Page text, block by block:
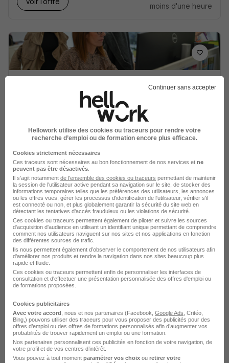
moins d'une heure
Intérim 13 - 14 € / heure
Soudeur Chaudronnier H/F
Triangle Intérim
Changé - 53
Continuer sans accepter
Hellowork utilise des cookies ou traceurs pour rendre votre
recherche d’emploi ou de formation encore plus efficace.
Cookies strictement nécessaires
Ces traceurs sont nécessaires au bon fonctionnement de nos services et ne
peuvent pas être désactivés
Il s'agit notamment de l'ensemble des cookies ou traceurs permettant de maintenir
la session de l'utilisateur active pendant sa navigation sur le site, de stocker des
informations temporaires telles que les préférences des utilisateurs, les annonces
ou les offres vues, gérer les processus d'identification de l'utilisateur, vérifier s'il
est connecté ou non, et plus globalement garantir la sécurité du site web en
détectant les tentatives d'accès frauduleux ou les violations de sécurité.
Ces cookies ou traceurs permettent également de piloter et suivre les sources
d'acquisition d'audience en utilisant un identifiant unique permettant de comprendre
comment nos utilisateurs naviguent sur nos sites et nos applications en fonction
des différentes sources de trafic.
Ils nous permettent également d’observer le comportement de nos utilisateurs afin
d'améliorer nos produits et rendre la navigation dans nos sites beaucoup plus
rapide et fluide.
Ces cookies ou traceurs permettent enfin de personnaliser les interfaces de
consultation et d'effectuer une présentation personnalisée des offres d'emploi ou
de formations proposées.
Cookies publicitaires
Avec votre accord , nous et nos partenaires (Facebook, Google Ads , Critéo,
Bing,) pouvons utiliser des traceurs pour vous proposer des publicités pour des
offres d’emploi ou des offres de formations personnalisés afin d’augmenter vos
probabilités de trouver rapidement un emploi ou une formation.
Nos partenaires personnalisent ces publicités en fonction de votre navigation, de
votre profil et de vos centres d’intérêt.
Vous pouvez à tout moment paramétrer vos choix ou retirer votre